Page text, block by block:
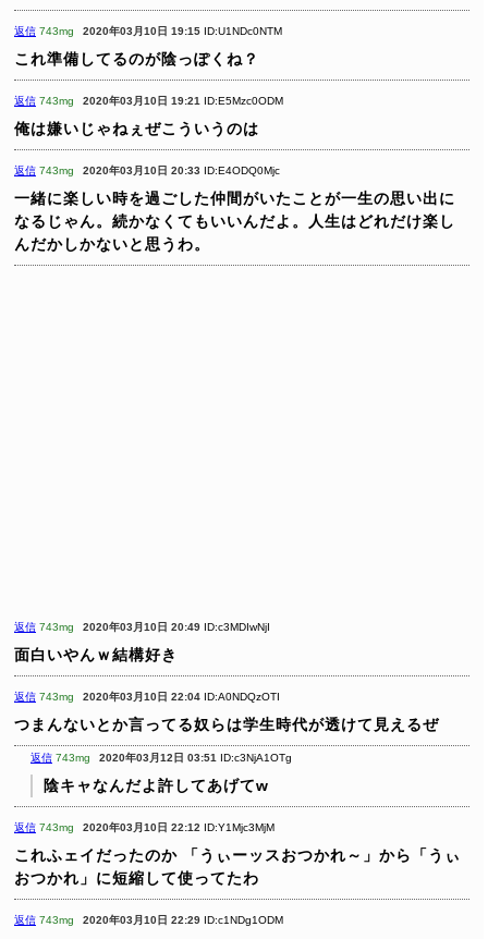
返信 743mg 2020年03月10日 19:15 ID:U1NDc0NTM
これ準備してるのが陰っぽくね？
返信 743mg 2020年03月10日 19:21 ID:E5Mzc0ODM
俺は嫌いじゃねぇぜこういうのは
返信 743mg 2020年03月10日 20:33 ID:E4ODQ0Mjc
一緒に楽しい時を過ごした仲間がいたことが一生の思い出に
なるじゃん。続かなくてもいいんだよ。人生はどれだけ楽し
んだかしかないと思うわ。
返信 743mg 2020年03月10日 20:49 ID:c3MDIwNjI
面白いやんｗ結構好き
返信 743mg 2020年03月10日 22:04 ID:A0NDQzOTI
つまんないとか言ってる奴らは学生時代が透けて見えるぜ
返信 743mg 2020年03月12日 03:51 ID:c3NjA1OTg
陰キャなんだよ許してあげてw
返信 743mg 2020年03月10日 22:12 ID:Y1Mjc3MjM
これふェイだったのか 「うぃーッスおつかれ～」から「うぃ
おつかれ」に短縮して使ってたわ
返信 743mg 2020年03月10日 22:29 ID:c1NDg1ODM